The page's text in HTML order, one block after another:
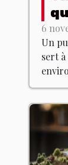
6
Un
sert